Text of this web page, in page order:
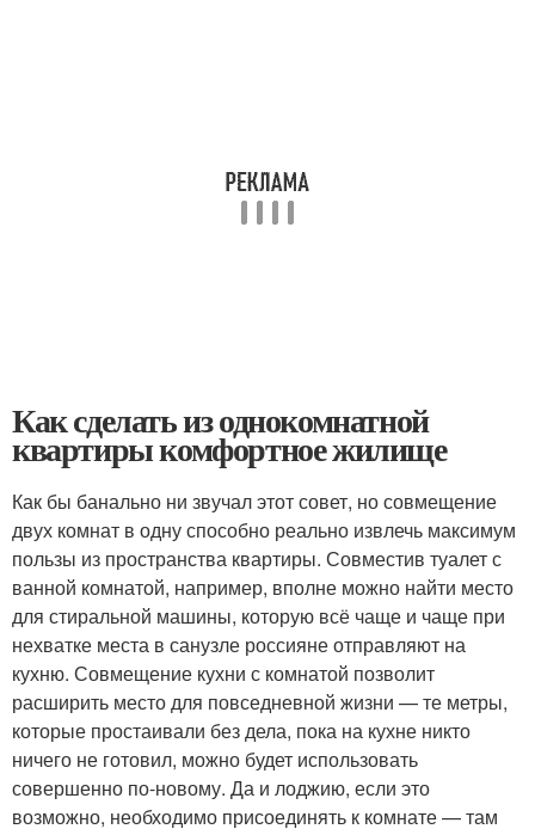
Как сделать из однокомнатной
квартиры комфортное жилище
Как бы банально ни звучал этот совет, но совмещение
двух комнат в одну способно реально извлечь максимум
пользы из пространства квартиры. Совместив туалет с
ванной комнатой, например, вполне можно найти место
для стиральной машины, которую всё чаще и чаще при
нехватке места в санузле россияне отправляют на
кухню. Совмещение кухни с комнатой позволит
расширить место для повседневной жизни — те метры,
которые простаивали без дела, пока на кухне никто
ничего не готовил, можно будет использовать
совершенно по-новому. Да и лоджию, если это
возможно, необходимо присоединять к комнате — там